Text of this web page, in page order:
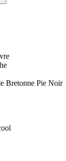
Bretonne Pie Noir